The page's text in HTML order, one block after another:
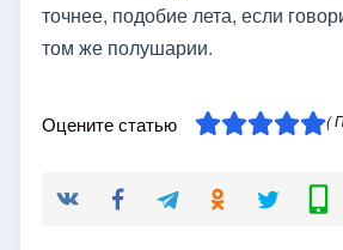
точнее, подобие лета, если
том же полушарии.
Оцените статью (